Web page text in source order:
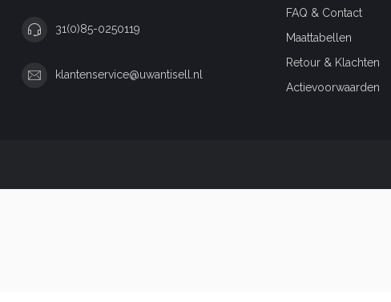
31(0)85-0250119
klantenservice@uwantisell.nl
FAQ & Contact
Maattabellen
Retour & Klachten
Actievoorwaarden